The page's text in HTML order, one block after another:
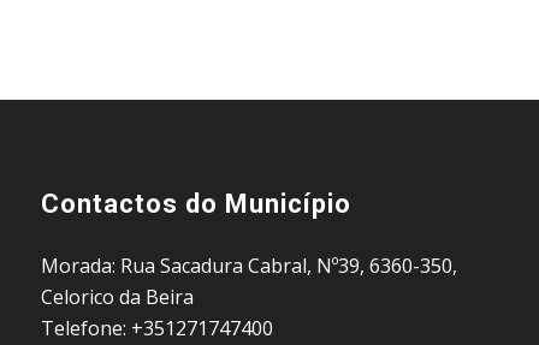
Contactos do Município
Morada: Rua Sacadura Cabral, Nº39, 6360-350,
Celorico da Beira
Telefone: +351271747400